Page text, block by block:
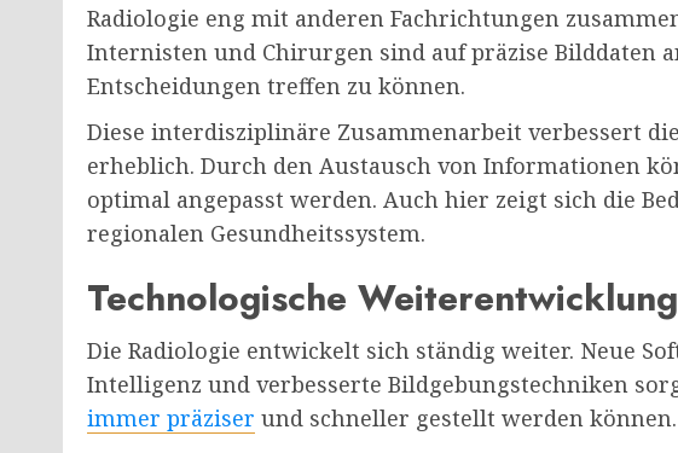
Radiologie eng mit anderen Fachrichtungen
Internisten und Chirurgen sind auf präzise Bilddaten
Entscheidungen treffen zu können.
Diese interdisziplinäre Zusammenarbeit verbessert
erheblich. Durch den Austausch von Informationen
optimal angepasst werden. Auch hier zeigt sich die
regionalen Gesundheitssystem.
Technologische
Die Radiologie entwickelt sich ständig weiter. Neue
Intelligenz und verbesserte Bildgebungstechniken
immer präziser und schneller gestellt werden können.